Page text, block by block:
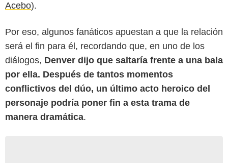
Acebo).
Por eso, algunos fanáticos apuestan a que la relación
será el fin para él, recordando que, en uno de los
diálogos, Denver dijo que saltaría frente a una bala
por ella. Después de tantos momentos
conflictivos del dúo, un último acto heroico del
personaje podría poner fin a esta trama de
manera dramática.